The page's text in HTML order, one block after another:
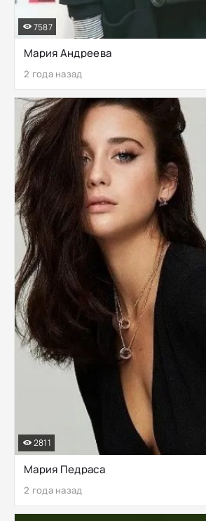
Мария Андреева
2 года назад
7587
Мария Педраса
2 года назад
2811